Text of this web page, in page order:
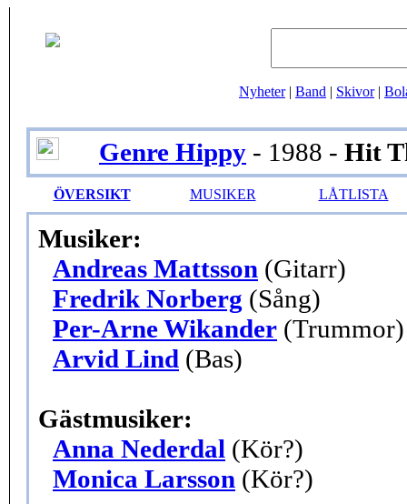
Nyheter| Band | Skivor|
Genre Hippy - 1988 - Hit
ÖVERSIKT MUSIKER LÅTLISTA
Musiker:
Andreas Mattsson (Gitarr)
Fredrik Norberg (Sång)
Per-Arne Wikander (Trummor)
Arvid Lind (Bas)
Gästmusiker:
Anna Nederdal (Kör?)
Monica Larsson (Kör?)